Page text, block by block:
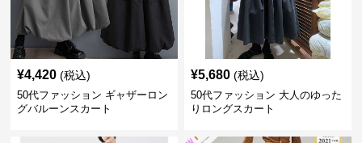
¥4,420 (税込)
50代ファッション ギャザーロン
グバルーンスカート
¥5,680 (税込)
50代ファッション 大人のゆった
りロングスカート